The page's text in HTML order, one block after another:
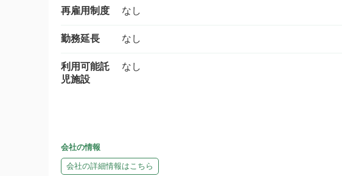
再雇用制度 なし
勤務延長 なし
利用可能託
児施設
なし
会社の情報
会社の詳細情報はこちら